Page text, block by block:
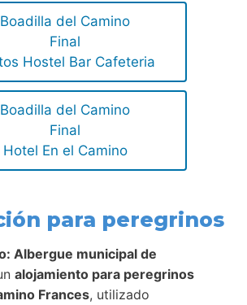
Boadilla del Camino
Final
Hostel Bar Cafeteria
Boadilla del Camino
Final
Hotel En el Camino
para peregrinos
Albergue municipal de
alojamiento para peregrinos
Frances, utilizado